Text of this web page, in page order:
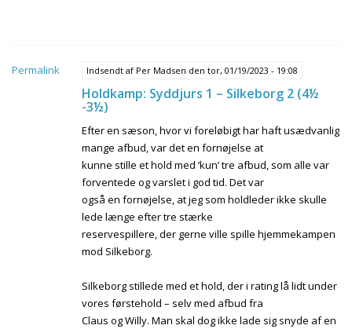
Permalink Indsendt af Per Madsen den tor, 01/19/2023 - 19:08
Holdkamp: Syddjurs 1 – Silkeborg 2 (4½
-3½)
Efter en sæson, hvor vi foreløbigt har haft usædvanlig
mange afbud, var det en fornøjelse at
kunne stille et hold med ’kun’ tre afbud, som alle var
forventede og varslet i god tid. Det var
også en fornøjelse, at jeg som holdleder ikke skulle
lede længe efter tre stærke
reservespillere, der gerne ville spille hjemmekampen
mod Silkeborg.
Silkeborg stillede med et hold, der i rating lå lidt under
vores førstehold – selv med afbud fra
Claus og Willy. Man skal dog ikke lade sig snyde af en